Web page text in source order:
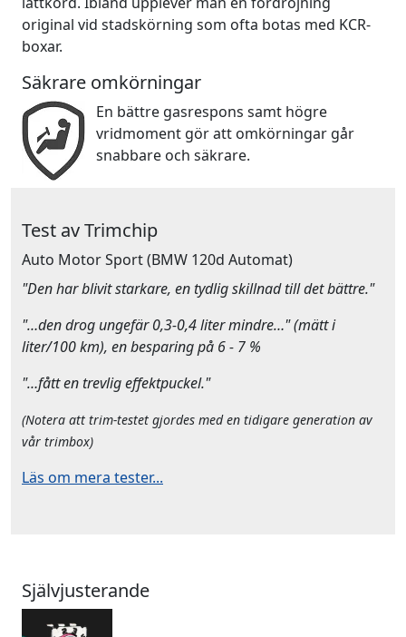
original vid stadskörning som ofta botas med KCR-
boxar.
Säkrare omkörningar
En bättre gasrespons samt högre
vridmoment gör att omkörningar går
snabbare och säkrare.
Test av Trimchip
Auto Motor Sport(BMW 120d Automat)
"Den har blivit starkare, en tydlig skillnad till det bättre."
"…den drog ungefär 0,3-0,4 liter mindre…" (mätt i
liter/100 km), en besparing på 6 - 7 %
"…fått en trevlig effektpuckel."
(Notera att trim-testet gjordes med en tidigare generation av
vår trimbox)
Läs om mera tester...
Självjusterande